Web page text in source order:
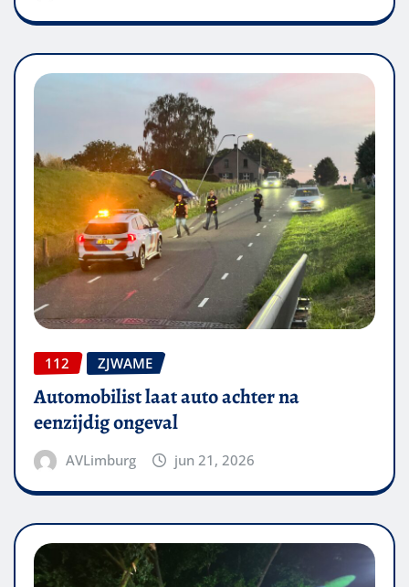
112 ZJWAME
Automobilist laat auto achter na
eenzijdig ongeval
AVLimburg jun 21, 2026